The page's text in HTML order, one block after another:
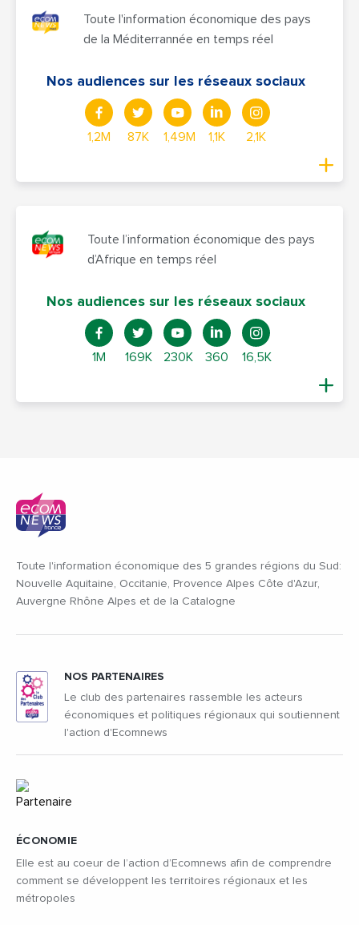
Toute l'information économique des pays
de la Méditerrannée en temps réel
Nos audiences sur les réseaux sociaux
1,2M 87K 1,49M 1,1K 2,1K
Toute l’information économique des pays
d’Afrique en temps réel
Nos audiences sur les réseaux sociaux
1M 169K 230K 360 16,5K
Toute l'information économique des 5 grandes régions du Sud:
Nouvelle Aquitaine, Occitanie, Provence Alpes Côte d'Azur,
Auvergne Rhône Alpes et de la Catalogne
ÉCONOMIE
Elle est au coeur de l’action d’Ecomnews afin de comprendre
comment se développent les territoires régionaux et les
métropoles
NOS PARTENAIRES
Le club des partenaires rassemble les acteurs
économiques et politiques régionaux qui soutiennent
l'action d'Ecomnews